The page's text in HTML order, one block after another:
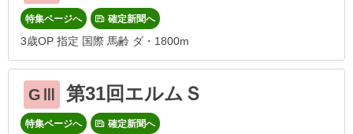
特集ページへ 確定新聞へ
3歳OP 指定 国際 馬齢 ダ・1800m
GⅢ 第31回エルムＳ
特集ページへ 確定新聞へ